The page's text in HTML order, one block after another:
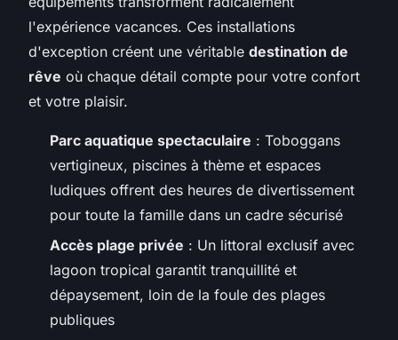
l'expérience vacances. Ces installations
d'exception créent une véritable destination de
rêve où chaque détail compte pour votre confort
et votre plaisir.
Parc aquatique spectaculaire : Toboggans
vertigineux, piscines à thème et espaces
ludiques offrent des heures de divertissement
pour toute la famille dans un cadre sécurisé
Accès plage privée : Un littoral exclusif avec
lagoon tropical garantit tranquillité et
dépaysement, loin de la foule des plages
publiques